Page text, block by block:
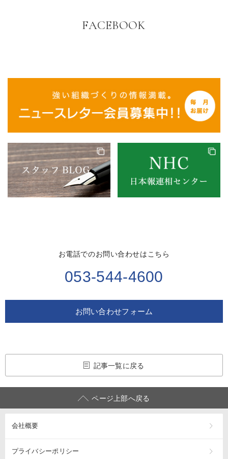
FACEBOOK
お電話でのお問い合わせはこちら
053-544-4600
お問い合わせフォーム
記事一覧に戻る
ページ上部へ戻る
会社概要
プライバシーポリシー